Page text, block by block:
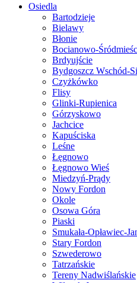
Osiedla
Bartodzieje
Bielawy
Błonie
Bocianowo-
Brdyujście
Bydgoszcz Wschód-
Czyżkówko
Flisy
Glinki-Rupienica
Górzyskowo
Jachcice
Kapuściska
Leśne
Łęgnowo
Łęgnowo Wieś
Miedzyń-Prądy
Nowy Fordon
Okole
Osowa Góra
Piaski
Smukała-Opławiec-
Stary Fordon
Szwederowo
Tatrzańskie
Tereny Nadwiślańskie